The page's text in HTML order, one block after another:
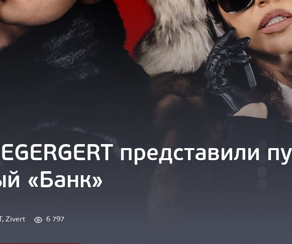
представили
«Банк»
, Zivert 6 797